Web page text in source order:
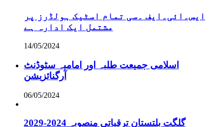
ایس۔ائی۔ایف ۔سی تمام اسٹیک ہولڈرز پر
مشتمل ایک ادارہ ہے
14/05/2024
اسلامی جمیعت طلبہ اور امامیہ سٹوڈنٹ
آرگنائزیشن
06/05/2024
گلگت بلتستان ترقیاتی منصوبہ 2024-2029